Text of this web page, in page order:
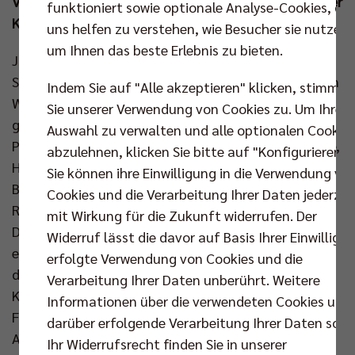
Kyle Dagostino freuen.
Joel Banks warnte vor dem dritten Heimspiel der
Saison vor den Gästen aus Bitterfeld-Wolfen mit den
Worten „sie haben durchaus Waffen, mit denen sie
gefährlich sein können“. Und der Brite, der Simon
Plaskie, Ruben Schott, Tobias Krick, Matthew Knigge,
Hannes Tille, Jake Hanes und Kyle Dagostino von
Beginn an auf die Platte schickte, sollte zunächst
Recht behalten. Nach zwei Assen von
Diagonalangreifer Aubrey lagen die BR Volleys erst
einmal hinten (4:5). Doch zügig bekamen die Berliner
das Geschehen unter Kontrolle. Aus einem Block von
Kapitän Schott resultierte die erste Zwei-Punkte-
Führung (11:9), wenig später schraubte Hanes den
Abstand von der Aufschlaglinie in die Höhe (17:12).
funktioniert sowie optionale Analyse-Cookies, die
uns helfen zu verstehen, wie Besucher sie nutzen,
um Ihnen das beste Erlebnis zu bieten.
Indem Sie auf "Alle akzeptieren" klicken, stimmen
Sie unserer Verwendung von Cookies zu. Um Ihre
Auswahl zu verwalten und alle optionalen Cookies
abzulehnen, klicken Sie bitte auf "Konfigurieren".
Sie können ihre Einwilligung in die Verwendung
Cookies und die Verarbeitung Ihrer Daten
mit Wirkung für die Zukunft widerrufen. Der
Widerruf lässt die davor auf Basis Ihrer
erfolgte Verwendung von Cookies und die
Verarbeitung Ihrer Daten unberührt. Weitere
Informationen über die verwendeten Cookies und
darüber erfolgende Verarbeitung Ihrer Daten
Ihr Widerrufsrecht finden Sie in unserer